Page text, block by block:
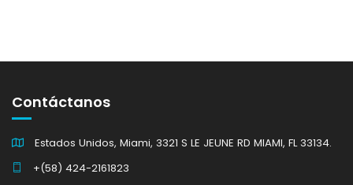
Contáctanos
Estados Unidos, Miami, 3321 S LE JEUNE RD MIAMI, FL 33134.
+(58) 424-2161823